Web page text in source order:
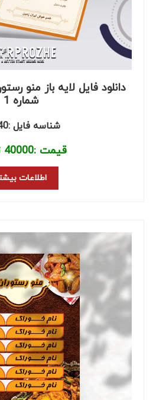
دانلود فایل لایه باز منو
شماره 1
شناسه فایل :49140
قیمت :40000
اطلاعات